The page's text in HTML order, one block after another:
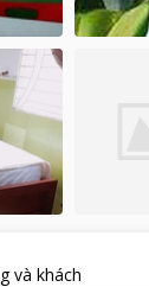
và khách